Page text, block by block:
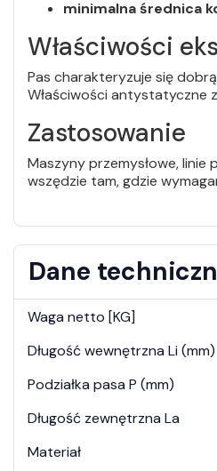
minimalna średnica
Właściwości
Pas charakteryzuje się
Właściwości antystatyczne
Zastosowanie
Maszyny przemysłowe,
wszędzie tam, gdzie
Dane
Waga netto [KG]
Długość wewnętrzna Li (mm)
Podziałka pasa P (mm)
Długość zewnętrzna La
Materiał